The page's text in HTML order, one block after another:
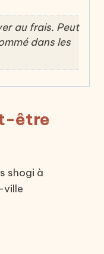
au frais. Peut
dans les
être